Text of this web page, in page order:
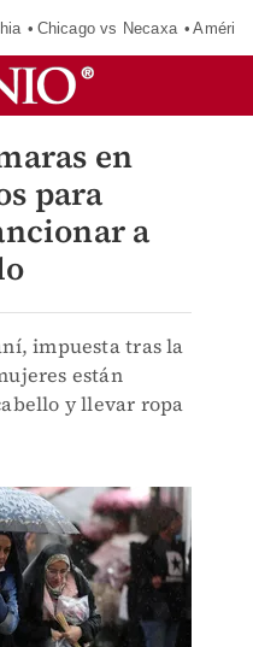
Chicago vs Necaxa
en
para
a
impuesta tras la
están
y llevar ropa